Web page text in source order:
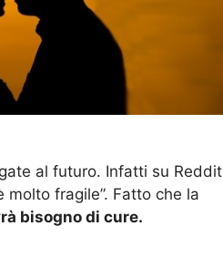
al futuro. Infatti su Reddit
molto fragile”. Fatto che la
bisogno di cure.